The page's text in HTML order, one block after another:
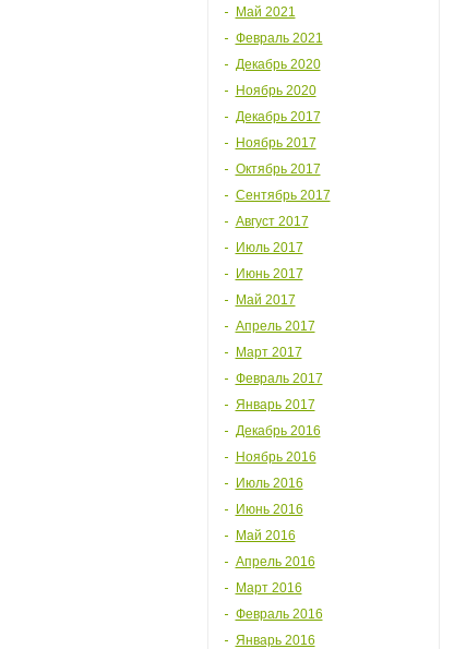
Май 2021
Февраль 2021
Декабрь 2020
Ноябрь 2020
Декабрь 2017
Ноябрь 2017
Октябрь 2017
Сентябрь 2017
Август 2017
Июль 2017
Июнь 2017
Май 2017
Апрель 2017
Март 2017
Февраль 2017
Январь 2017
Декабрь 2016
Ноябрь 2016
Июль 2016
Июнь 2016
Май 2016
Апрель 2016
Март 2016
Февраль 2016
Январь 2016